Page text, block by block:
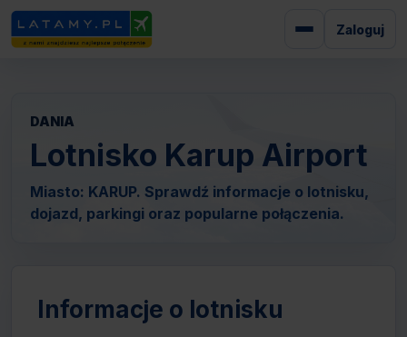
Zaloguj
DANIA
Lotnisko Karup Airport
Miasto: KARUP. Sprawdź informacje o lotnisku,
dojazd, parkingi oraz popularne połączenia.
Informacje o lotnisku